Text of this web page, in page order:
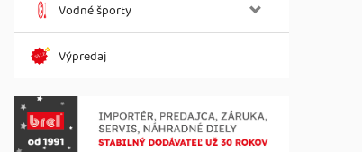
Vodné športy
Výpredaj